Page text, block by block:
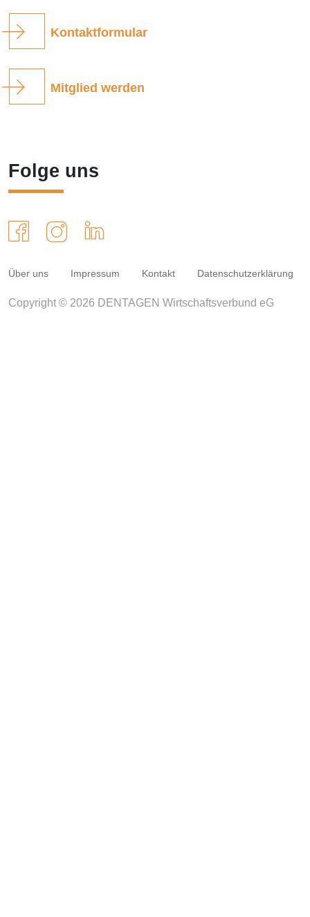
Kontaktformular
Mitglied werden
Folge uns
Über uns Impressum Kontakt Datenschutzerklärung
Copyright © 2026 DENTAGEN Wirtschaftsverbund eG